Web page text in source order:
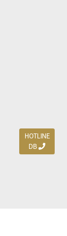
HOTLINE
DB